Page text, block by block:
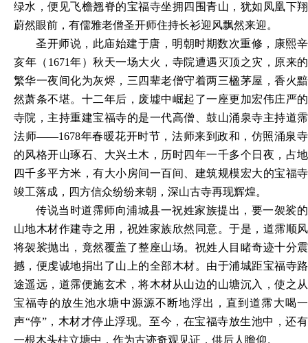
绿水，便见飞檐翘脊的宝福寺坐拥四围青山，犹如凤凰下翔
蔚然眼前，有儒雅老僧圣开师住持长衫迎风飘然来迎。
圣开师说，此庙始建于唐，明朝时期数次重修，康熙辛
亥年（ 1671年）秋天一场大火，寺院遭遇灭顶之灾，原来的
繁华一夜间化为灰烬，三四辈老僧守着两三楹茅屋，香火黯
然萧条不堪。十二年后，废墟中崛起了一座更加宏伟庄严的
寺院，主持重建宝福寺的是一代高僧、鼓山涌泉寺主持道霈
法师——1678年春暖花开时节，法师来到政和，仿照涌泉寺
的风格开山琢石、大兴土木，历时四年一千多个日夜，占地
四千多平方米，有大小房间一百间、建筑规模宏大的宝福寺
竣工落成，四方信众纷纷来朝，深山古寺再现辉煌。
传说当时道霈师向浦城县一祝姓家族提出，要一袈裟的
山地木材作建寺之用，祝姓家族欣然同意。于是，道霈顺风
将袈裟抛出，竟然覆盖了整座山场。祝姓人目睹奇迹十分震
撼，便虔诚地捐出了山上的全部木材。由于浦城距宝福寺路
途遥远，道霈便施玄术，将木材从山边的山塘沉入，使之从
宝福寺的放生池水塘中源源不断地浮出，直到道霈大喝一
声“停”，木材才停止浮现。至今，在宝福寺放生池中，还有
一根木头柱立塘中，作为古迹奇观见证，供后人瞻仰。